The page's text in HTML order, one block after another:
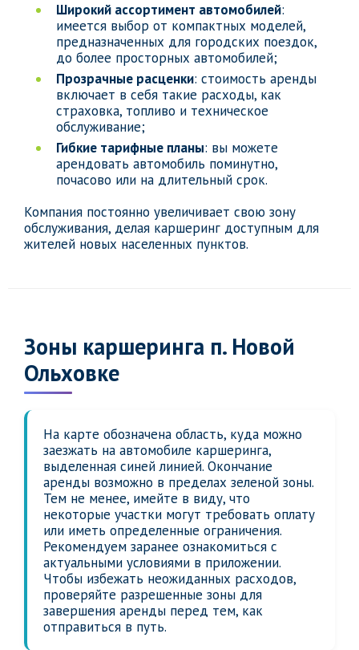
Широкий ассортимент автомобилей:
имеется выбор от компактных моделей,
предназначенных для городских поездок,
до более просторных автомобилей;
Прозрачные расценки: стоимость аренды
включает в себя такие расходы, как
страховка, топливо и техническое
обслуживание;
Гибкие тарифные планы: вы можете
арендовать автомобиль поминутно,
почасово или на длительный срок.
Компания постоянно увеличивает свою зону
обслуживания, делая каршеринг доступным для
жителей новых населенных пунктов.
Зоны каршеринга п. Новой
Ольховке
На карте обозначена область, куда можно
заезжать на автомобиле каршеринга,
выделенная синей линией. Окончание
аренды возможно в пределах зеленой зоны.
Тем не менее, имейте в виду, что
некоторые участки могут требовать оплату
или иметь определенные ограничения.
Рекомендуем заранее ознакомиться с
актуальными условиями в приложении.
Чтобы избежать неожиданных расходов,
проверяйте разрешенные зоны для
завершения аренды перед тем, как
отправиться в путь.